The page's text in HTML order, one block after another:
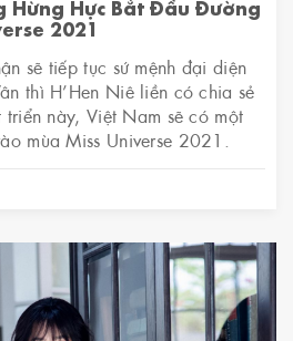
Hừng Hực Bắt Đầu Đường
2021
sẽ tiếp tục sứ mệnh đại diện
thì H’Hen Niê liền có chia sẻ
này, Việt Nam sẽ có một
mùa Miss Universe 2021.